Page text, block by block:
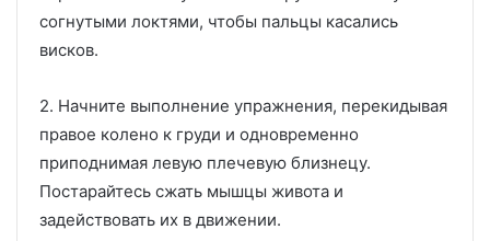
согнутыми локтями, чтобы пальцы касались
висков.
2. Начните выполнение упражнения, перекидывая
правое колено к груди и одновременно
приподнимая левую плечевую близнецу.
Постарайтесь сжать мышцы живота и
задействовать их в движении.